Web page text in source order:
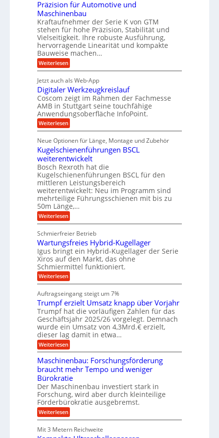
n
d
e
t
r
i
e
b
e
f
ü
r
r
a
e
U
m
g
e
b
u
n
g
n
n
d
A
u
f
t
r
a
s
i
n
g
a
n
g
o
s
e
,
w
e
n
i
g
e
r
S
t
e
l
e
n
n
s
t
a
n
g
e
n
g
e
t
r
i
e
b
e
f
ü
r
r
ä
z
i
s
e
H
u
b
b
e
w
e
g
u
n
g
e
n
Präzision für Automotive und
Maschinenbau
Kraftaufnehmer der Serie K von GTM
stehen für hohe Präzision, Stabilität und
Vielseitigkeit. Ihre robuste Ausführung,
hervorragende Linearität und kompakte
Bauweise machen…
Weiterlesen:
P
ä
z
i
s
i
o
n
f
r
A
u
t
o
m
o
t
i
v
e
u
n
d
M
a
s
c
h
i
n
n
b
a
u
Jetzt auch als Web-App
Digitaler Werkzeugkreislauf
Coscom zeigt im Rahmen der Fachmesse
AMB in Stuttgart seine touchfähige
Anwendungsoberfläche InfoPoint.
Weiterlesen:
D
g
i
t
a
l
e
r
W
e
r
k
z
e
u
g
k
r
e
i
s
l
a
u
f
Neue Optionen für Länge, Montage und Zubehör
Kugelschienenführungen BSCL
weiterentwickelt
Bosch Rexroth hat die
Kugelschienenführungen BSCL für den
mittleren Leistungsbereich
weiterentwickelt: Neu im Programm sind
mehrteilige Führungsschienen mit bis zu
50m Länge,…
Weiterlesen:
K
g
e
l
s
c
h
i
e
e
n
f
ü
h
r
u
n
g
e
n
B
S
C
L
w
e
i
t
e
r
Schmierfreier Betrieb
Wartungsfreies Hybrid-Kugellager
Igus bringt ein Hybrid-Kugellager der Serie
Xiros auf den Markt, das ohne
Schmiermittel funktioniert.
Weiterlesen:
W
r
t
u
n
g
s
f
r
e
i
e
s
H
y
b
r
i
d
-
u
Auftragseingang steigt um 7%
Trumpf erzielt Umsatz knapp über Vorjahr
Trumpf hat die vorläufigen Zahlen für das
Geschäftsjahr 2025/26 vorgelegt. Demnach
wurde ein Umsatz von 4,3Mrd.€ erzielt,
dieser lag damit in etwa…
Weiterlesen:
T
u
m
p
f
e
r
z
i
e
t
Maschinenbau: Forschungsförderung
braucht mehr Tempo und weniger
Bürokratie
Der Maschinenbau investiert stark in
Forschung, wird aber durch kleinteilige
Förderbürokratie ausgebremst.
Weiterlesen:
M
s
Mit 3 Metern Reichweite